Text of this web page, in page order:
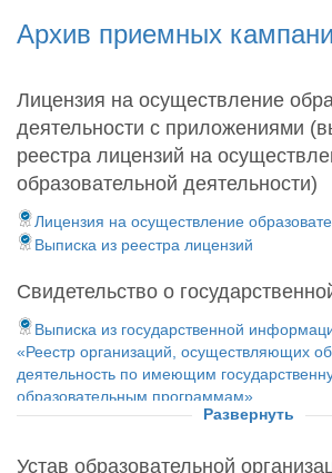
Архив приемных
Лицензия на осуществление
деятельности с приложениями
реестра лицензий на
образовательной деятельности)
Лицензия на осуществление
Выписка из реестра лицензий
Свидетельство о
Выписка из государственной
«Реестр организаций, осуществляющих
деятельность по имеющим
образовательным программам»
Копия свидетельства о
образования и науки от 09.04.2020 № 453-
Развернуть
Устав образовательной